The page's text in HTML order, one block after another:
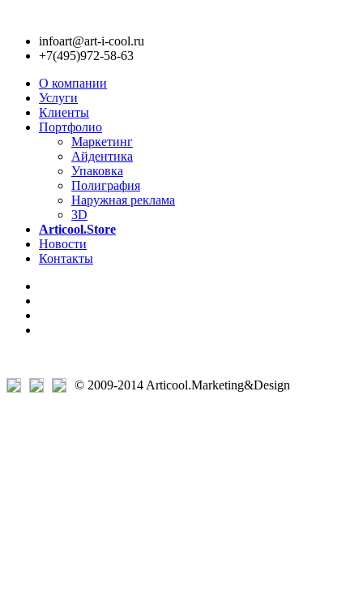
infoart@art-i-cool.ru
+7(495)972-58-63
О компании
Услуги
Клиенты
Портфолио
Маркетинг
Айдентика
Упаковка
Полиграфия
Наружная реклама
3D
Articool.Store
Новости
Контакты
© 2009-2014 Articool.Marketing&Design